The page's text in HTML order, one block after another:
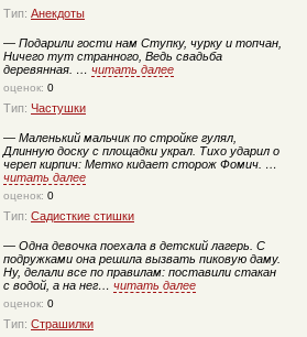
Тип: Анекдоты
— Подарили гости нам Ступку, чурку и топчан,
Ничего тут странного, Ведь свадьба
деревянная. … читать далее
оценок: 0
Тип: Частушки
— Маленький мальчик по стройке гулял,
Длинную доску с площадки украл. Тихо ударил о
череп кирпич: Метко кидает сторож Фомич. …
читать далее
оценок: 0
Тип: Садисткие стишки
— Одна девочка поехала в детский лагерь. С
подружками она решила вызвать пиковую даму.
Ну, делали все по правилам: поставили стакан
с водой, а на нег… читать далее
оценок: 0
Тип: Страшилки